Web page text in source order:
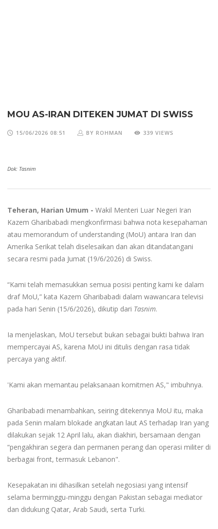
MOU AS-IRAN DITEKEN JUMAT DI SWISS
15/06/2026 08:51 BY ROHMAN 339 VIEWS
Dok: Tasnim
Teheran, Harian Umum - Wakil Menteri Luar Negeri Iran
Kazem Gharibabadi mengkonfirmasi bahwa nota kesepahaman
atau memorandum of understanding (MoU) antara Iran dan
Amerika Serikat telah diselesaikan dan akan ditandatangani
secara resmi pada Jumat (19/6/2026) di Swiss.
“Kami telah memasukkan semua posisi penting kami ke dalam
draf MoU,” kata Kazem Gharibabadi dalam wawancara televisi
pada hari Senin (15/6/2026), dikutip dari Tasnim.
Ia menjelaskan, MoU tersebut bukan sebagai bukti bahwa Iran
mempercayai AS, karena MoU ini ditulis dengan rasa tidak
percaya yang aktif.
'Kami akan memantau pelaksanaan komitmen AS," imbuhnya.
Gharibabadi menambahkan, seiring ditekennya MoU itu, maka
pada Senin malam blokade angkatan laut AS terhadap Iran yang
dilakukan sejak 12 April lalu, akan diakhiri, bersamaan dengan
“pengakhiran segera dan permanen perang dan operasi militer di
berbagai front, termasuk Lebanon".
Kesepakatan ini dihasilkan setelah negosiasi yang intensif
selama berminggu-minggu dengan Pakistan sebagai mediator
dan didukung Qatar, Arab Saudi, serta Turki.